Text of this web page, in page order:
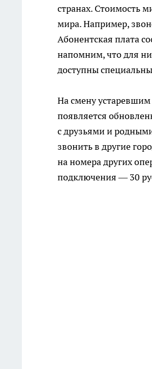
странах. Стоимость
мира. Например,
Абонентская плата
напомним, что для
доступны
На смену
появляется
с друзьями и
звонить в другие
на номера других
подключения — 30